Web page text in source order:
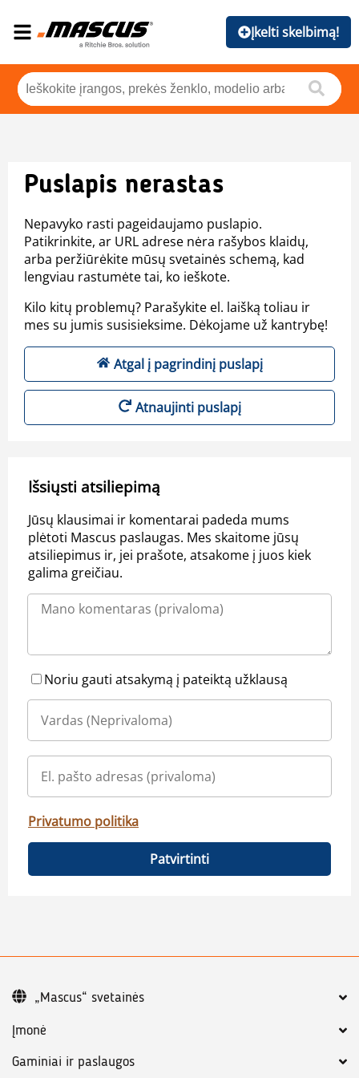
Įkelti skelbimą!
Puslapis nerastas
Nepavyko rasti pageidaujamo puslapio.
Patikrinkite, ar URL adrese nėra rašybos klaidų,
arba peržiūrėkite mūsų svetainės schemą, kad
lengviau rastumėte tai, ko ieškote.
Kilo kitų problemų? Parašykite el. laišką toliau ir
mes su jumis susisieksime. Dėkojame už kantrybę!
Atgal į pagrindinį puslapį
Atnaujinti puslapį
Išsiųsti atsiliepimą
Jūsų klausimai ir komentarai padeda mums
plėtoti Mascus paslaugas. Mes skaitome jūsų
atsiliepimus ir, jei prašote, atsakome į juos kiek
galima greičiau.
Noriu gauti atsakymą į pateiktą užklausą
Privatumo politika
Patvirtinti
Įmonė
Gaminiai ir paslaugos
„Mascus“ svetainės